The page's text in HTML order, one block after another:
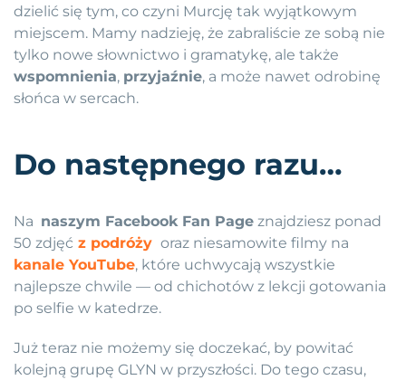
dzielić się tym, co czyni Murcję tak wyjątkowym
miejscem. Mamy nadzieję, że zabraliście ze sobą nie
tylko nowe słownictwo i gramatykę, ale także
wspomnienia, przyjaźnie, a może nawet odrobinę
słońca w sercach.
Do następnego razu…
Na naszym Facebook Fan Page znajdziesz ponad
50 zdjęć z podróży oraz niesamowite filmy na
kanale YouTube, które uchwycają wszystkie
najlepsze chwile — od chichotów z lekcji gotowania
po selfie w katedrze.
Już teraz nie możemy się doczekać, by powitać
kolejną grupę GLYN w przyszłości. Do tego czasu,